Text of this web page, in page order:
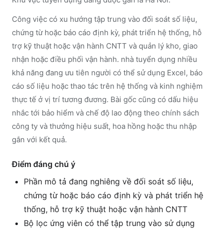
Công việc có xu hướng tập trung vào đối soát số liệu,
chứng từ hoặc báo cáo định kỳ, phát triển hệ thống, hỗ
trợ kỹ thuật hoặc vận hành CNTT và quản lý kho, giao
nhận hoặc điều phối vận hành. nhà tuyển dụng nhiều
khả năng đang ưu tiên người có thể sử dụng Excel, báo
cáo số liệu hoặc thao tác trên hệ thống và kinh nghiệm
thực tế ở vị trí tương đương. Bài gốc cũng có dấu hiệu
nhắc tới bảo hiểm và chế độ lao động theo chính sách
công ty và thưởng hiệu suất, hoa hồng hoặc thu nhập
gắn với kết quả.
Điểm đáng chú ý
Phần mô tả đang nghiêng về đối soát số liệu,
chứng từ hoặc báo cáo định kỳ và phát triển hệ
thống, hỗ trợ kỹ thuật hoặc vận hành CNTT
Bộ lọc ứng viên có thể tập trung vào sử dụng